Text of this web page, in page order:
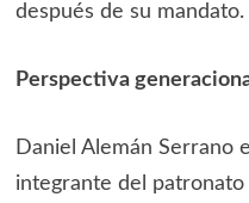
después de su mandato.
Perspectiva
Daniel Alemán Serrano
integrante del